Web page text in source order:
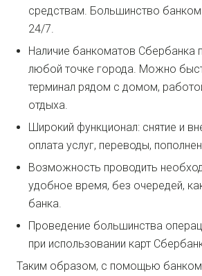
средствам. Большинство
24/7.
Наличие банкоматов Сбербанка
любой точке города. Можно
терминал рядом с домом,
отдыха.
Широкий функционал: снятие и
оплата услуг, переводы,
Возможность проводить
удобное время, без очередей,
банка.
Проведение большинства
при использовании карт
Таким образом, с помощью